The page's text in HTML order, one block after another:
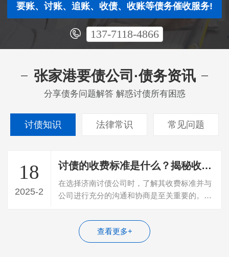
要账、讨账、追账、收债、收账等债务催收服务!
137-7118-4866
张家港要债公司·债务资讯
分享债务问题解答 解惑讨债所有困惑
讨债知识 法律常识 常见问题
18
2025-2
讨债的收费标准是什么？揭秘收账公司的讨债收费标准
在选择济南讨债公司时，了解其收费标准并与
公司进行充分的沟通和协商是至关重要的。透
查看更多+